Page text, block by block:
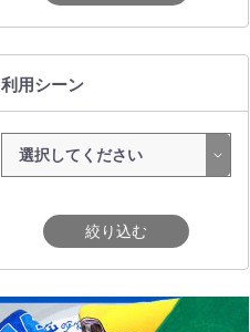
利用シーン
絞り込む